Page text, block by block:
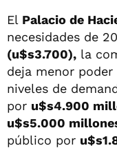
El Palacio de
necesidades de
(u$s3.700), la
deja menor
niveles de
por u$s4.900
u$s5.000
público por